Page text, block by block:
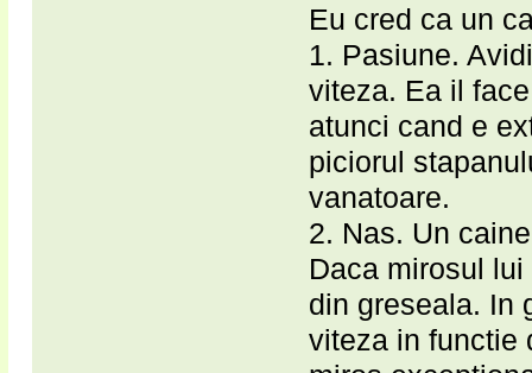
Eu cred ca un
1. Pasiune.
viteza. Ea il
atunci cand e
piciorul
vanatoare.
2. Nas. Un
Daca mirosul
din greseala. In
viteza in functie